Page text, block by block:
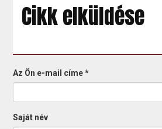
Cikk elküldése
Az Ön e-mail címe*
Saját név